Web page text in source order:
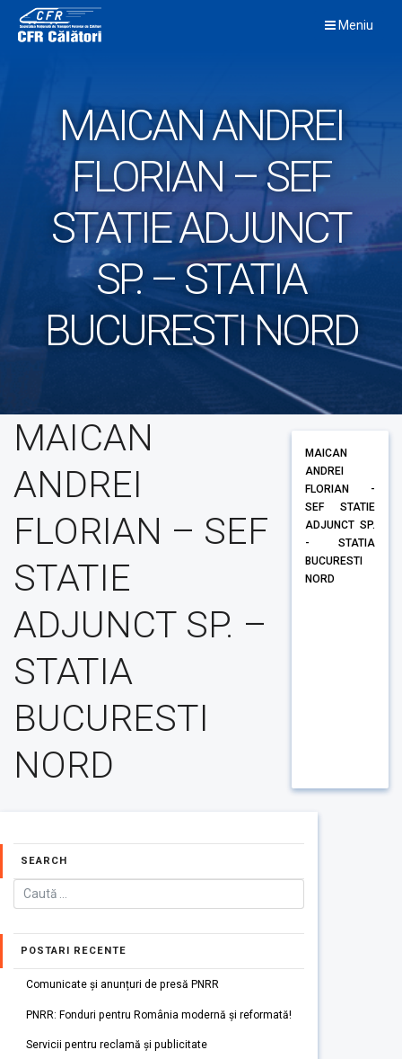
content
Meniu
MAICAN ANDREI
FLORIAN – SEF
STATIE ADJUNCT
SP. – STATIA
BUCURESTI NORD
MAICAN
ANDREI
FLORIAN – SEF
STATIE
ADJUNCT SP. –
STATIA
BUCURESTI
NORD
MAICAN
ANDREI
FLORIAN -
SEF STATIE
ADJUNCT SP.
- STATIA
BUCURESTI
NORD
SEARCH
POSTARI RECENTE
Comunicate și anunțuri de presă PNRR
PNRR: Fonduri pentru România modernă și reformată!
Servicii pentru reclamă și publicitate